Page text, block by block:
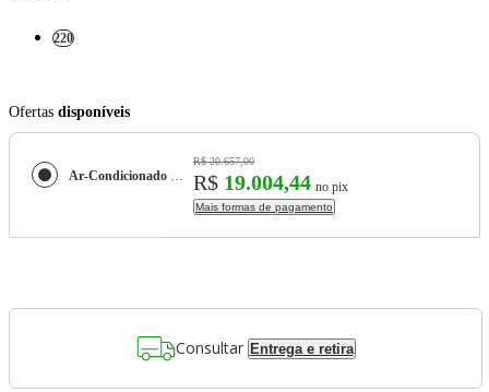
220
Ofertas disponíveis
Ar-Condicionado Multi Split Inverter LG 36.000 (5x Evap HW 9.000) Quente/Frio 220V
R$ 20.657,00
R$ 19.004,44 no pix
Mais formas de pagamento
Consultar Entrega e retira